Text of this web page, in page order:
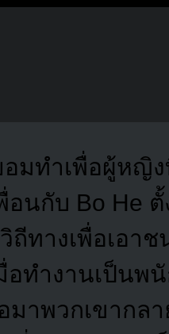
มทำเพื่อผู้หญิ
นกับ Bo He
ทางเพื่อเอาช
อทำงานเป็นพ
มาพวกเขากล